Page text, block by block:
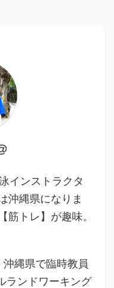
インストラクタ
沖縄県になりま
筋トレ】が趣味。
縄県で臨時教員
ンドワーキング